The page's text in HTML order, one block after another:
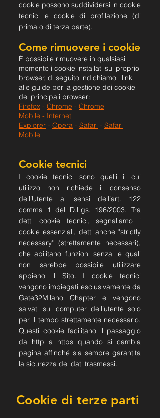
cookie possono suddividersi in cookie
tecnici e cookie di profilazione (di
prima o di terza parte).
Come rimuovere i cookie
È possibile rimuovere in qualsiasi
momento i cookie installati sul proprio
browser, di seguito indichiamo i link
alle guide per la gestione dei cookie
dei principali browser:
Firefox - Chrome - Chrome
Mobile - Internet
Explorer - Opera - Safari - Safari
Mobile
Cookie tecnici
I cookie tecnici sono quelli il cui
utilizzo non richiede il consenso
dell’Utente ai sensi dell’art. 122
comma 1 del D.Lgs. 196/2003. Tra
detti cookie tecnici, segnaliamo i
cookie essenziali, detti anche "strictly
necessary" (strettamente necessari),
che abilitano funzioni senza le quali
non sarebbe possibile utilizzare
appieno il Sito. I cookie tecnici
vengono impiegati esclusivamente da
Gate32Milano Chapter e vengono
salvati sul computer dell’utente solo
per il tempo strettamente necessario.
Questi cookie facilitano il passaggio
da http a https quando si cambia
pagina affinché sia sempre garantita
la sicurezza dei dati trasmessi.
Cookie di terze parti